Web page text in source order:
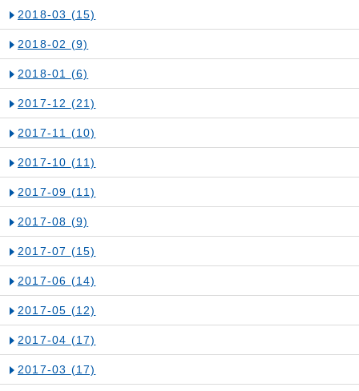
2018-03 (15)
2018-02 (9)
2018-01 (6)
2017-12 (21)
2017-11 (10)
2017-10 (11)
2017-09 (11)
2017-08 (9)
2017-07 (15)
2017-06 (14)
2017-05 (12)
2017-04 (17)
2017-03 (17)